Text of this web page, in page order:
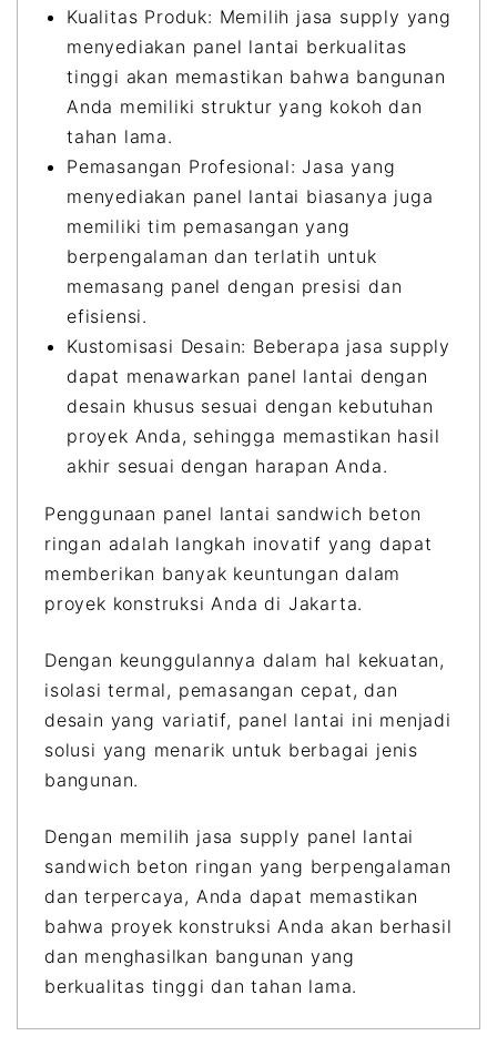
Kualitas Produk: Memilih jasa supply yang
menyediakan panel lantai berkualitas
tinggi akan memastikan bahwa bangunan
Anda memiliki struktur yang kokoh dan
tahan lama.
Pemasangan Profesional: Jasa yang
menyediakan panel lantai biasanya juga
memiliki tim pemasangan yang
berpengalaman dan terlatih untuk
memasang panel dengan presisi dan
efisiensi.
Kustomisasi Desain: Beberapa jasa supply
dapat menawarkan panel lantai dengan
desain khusus sesuai dengan kebutuhan
proyek Anda, sehingga memastikan hasil
akhir sesuai dengan harapan Anda.
Penggunaan panel lantai sandwich beton
ringan adalah langkah inovatif yang dapat
memberikan banyak keuntungan dalam
proyek konstruksi Anda di Jakarta.
Dengan keunggulannya dalam hal kekuatan,
isolasi termal, pemasangan cepat, dan
desain yang variatif, panel lantai ini menjadi
solusi yang menarik untuk berbagai jenis
bangunan.
Dengan memilih jasa supply panel lantai
sandwich beton ringan yang berpengalaman
dan terpercaya, Anda dapat memastikan
bahwa proyek konstruksi Anda akan berhasil
dan menghasilkan bangunan yang
berkualitas tinggi dan tahan lama.